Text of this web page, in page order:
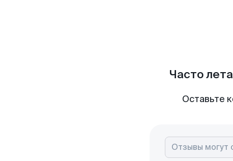
Часто
Оставьте